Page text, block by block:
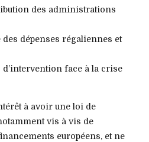
des administrations
des dépenses régaliennes et
d’intervention face à la crise
à avoir une loi de
vis à vis de
européens, et ne